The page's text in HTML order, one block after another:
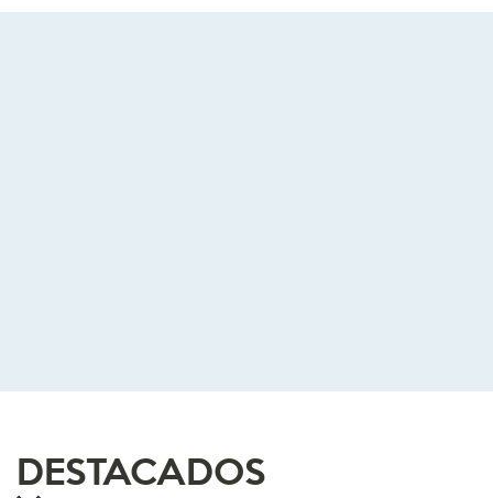
DESTACADOS